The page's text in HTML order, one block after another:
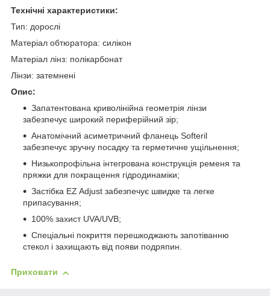
Технічні характеристики:
Тип: дорослі
Матеріал обтюратора: силікон
Матеріал лінз: полікарбонат
Лінзи: затемнені
Опис:
Запатентована криволінійна геометрія лінзи
забезпечує широкий периферійний зір;
Анатомічний асиметричний фланець Softeril
забезпечує зручну посадку та герметичне ущільнення;
Низькопрофільна інтегрована конструкція ременя та
пряжки для покращення гідродинаміки;
Застібка EZ Adjust забезпечує швидке та легке
припасування;
100% захист UVA/UVB;
Спеціальні покриття перешкоджають запотіванню
стекол і захищають від появи подряпин.
Приховати